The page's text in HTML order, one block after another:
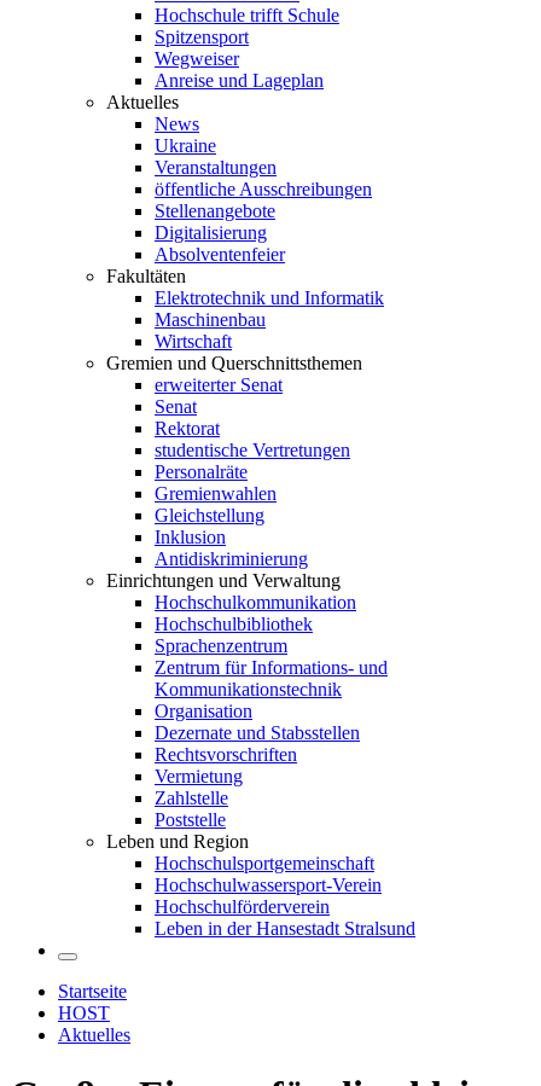
Hochschule trifft Schule
Spitzensport
Wegweiser
Anreise und Lageplan
Aktuelles
News
Ukraine
Veranstaltungen
öffentliche Ausschreibungen
Stellenangebote
Digitalisierung
Absolventenfeier
Fakultäten
Elektrotechnik und Informatik
Maschinenbau
Wirtschaft
Gremien und Querschnittsthemen
erweiterter Senat
Senat
Rektorat
studentische Vertretungen
Personalräte
Gremienwahlen
Gleichstellung
Inklusion
Antidiskriminierung
Einrichtungen und Verwaltung
Hochschulkommunikation
Hochschulbibliothek
Sprachenzentrum
Zentrum für Informations- und
Kommunikationstechnik
Organisation
Dezernate und Stabsstellen
Rechtsvorschriften
Vermietung
Zahlstelle
Poststelle
Leben und Region
Hochschulsportgemeinschaft
Hochschulwassersport-Verein
Hochschulförderverein
Leben in der Hansestadt Stralsund
Startseite
HOST
Aktuelles